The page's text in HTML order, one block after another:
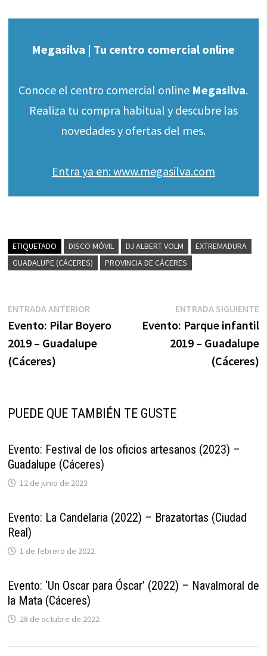
Megasilva | Tu centro comercial online
Conoce el centro comercial online Megasilva.
Realiza tu compra habitual y descubre las
novedades y ofertas del mes.
Entra ya en: www.megasilva.com
ETIQUETADO DISCO MÓVIL DJ ALBERT VOLM
EXTREMADURA
GUADALUPE (CÁCERES)
PROVINCIA DE CÁCERES
Navegación
de
entradas
ENTRADA ANTERIOREntrada
anterior:
Evento: Pilar Boyero
2019 – Guadalupe
(Cáceres)
ENTRADA SIGUIENTE
Evento: Parque infantil
2019 – Guadalupe
(Cáceres)
PUEDE QUE TAMBIÉN TE GUSTE
Evento: Festival de los oficios artesanos (2023) –
Guadalupe (Cáceres)
12 de junio de 2023
Evento: La Candelaria (2022) – Brazatortas (Ciudad
Real)
1 de febrero de 2022
Evento: ‘Un Oscar para Óscar’ (2022) – Navalmoral de
la Mata (Cáceres)
28 de octubre de 2022